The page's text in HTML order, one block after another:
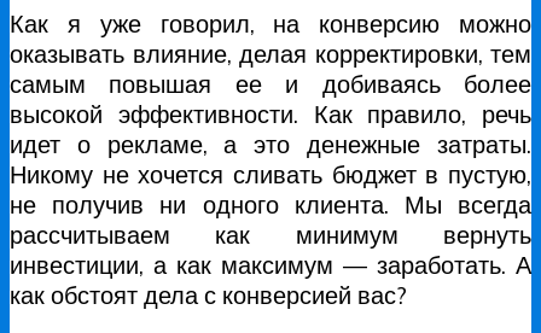
Как я уже говорил, на конверсию можно
оказывать влияние, делая корректировки, тем
самым повышая ее и добиваясь более
высокой эффективности. Как правило, речь
идет о рекламе, а это денежные затраты.
Никому не хочется сливать бюджет в пустую,
не получив ни одного клиента. Мы всегда
рассчитываем как минимум вернуть
инвестиции, а как максимум — заработать. А
как обстоят дела с конверсией вас?